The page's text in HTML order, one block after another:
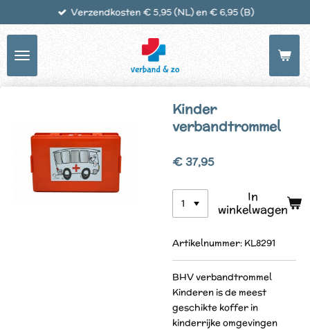
de
hoofdinhoud
Verzendkosten € 5,95 (NL) en € 6,95 (B)
Kinder
verbandtrommel
€ 37,95
In
winkelwagen
Artikelnummer: KL8291
BHV verbandtrommel
Kinderen is de meest
geschikte koffer in
kinderrijke omgevingen